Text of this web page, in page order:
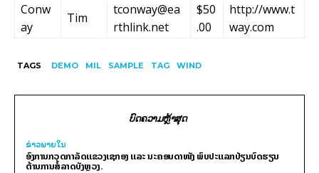
Conw
ay
Tim
tconway@ea
rthlink.net
$50
.00
http://www.t
way.com
TAGS DEMO MIL SAMPLE TAG WIND
ບົດຄວາມຫຼ້າສຸດ
ຂ່າວພາຍ​ໃນ
ອົງການກວດກາລັດແຂວງເຊກອງ ແລະ ນະຄອນດາໜັງ ພົບປະແລກປ່ຽນບົດຮຽນ
ຕ້ານການສໍ້ລາດບັງຫຼວງ.